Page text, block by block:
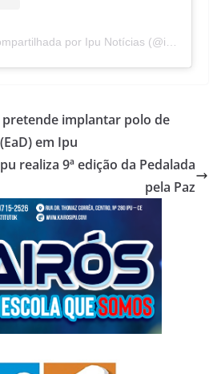
por Ipu Notícias (@ipunoticias)
pretende implantar polo de
em Ipu
realiza 9ª edição da Pedalada
pela Paz